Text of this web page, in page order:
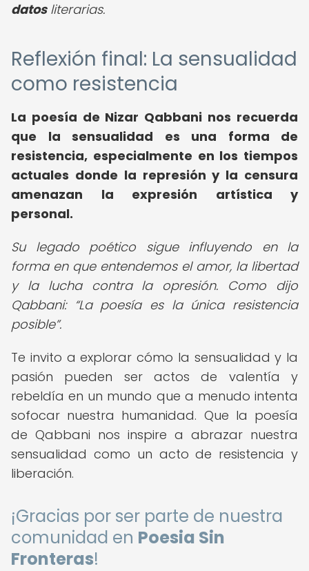
datosliterarias.
Reflexión final: La sensualidad
como resistencia
La poesía de Nizar Qabbani nos recuerda
que la sensualidad es una forma de
resistencia, especialmente en los tiempos
actuales donde la represión y la censura
amenazan la expresión artística y
personal.
Su legado poético sigue influyendo en la
forma en que entendemos el amor, la libertad
y la lucha contra la opresión. Como dijo
Qabbani:
La poesía es la única resistencia
posible .
Te invito a explorar cómo la sensualidad y la
pasión pueden ser actos de valentía y
rebeldía en un mundo que a menudo intenta
sofocar nuestra humanidad. Que la poesía
de Qabbani nos inspire a abrazar nuestra
sensualidad como un acto de resistencia y
liberación.
¡Gracias por ser parte de nuestra
comunidad en Poesia Sin
Fronteras!